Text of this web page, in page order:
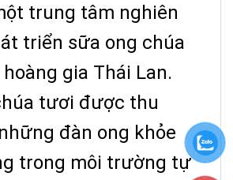
trung tâm nghiên
triển sữa ong chúa
gia Thái Lan.
tươi được thu
đàn ong khỏe
trong môi trường tự